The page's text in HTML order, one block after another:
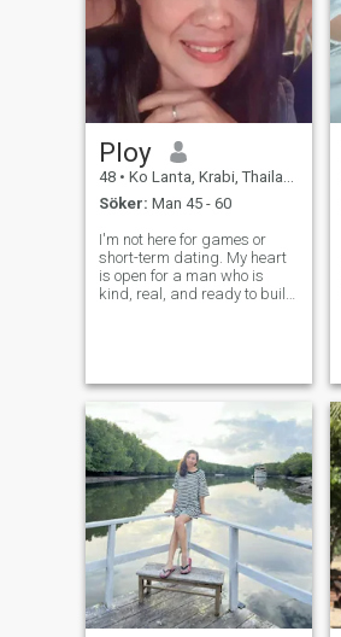
Ploy
48 • Ko Lanta, Krabi, Thailand
Söker: Man 45 - 60
I'm not here for games or
short-term dating. My heart
is open for a man who is
kind, real, and ready to build
and good communication. I